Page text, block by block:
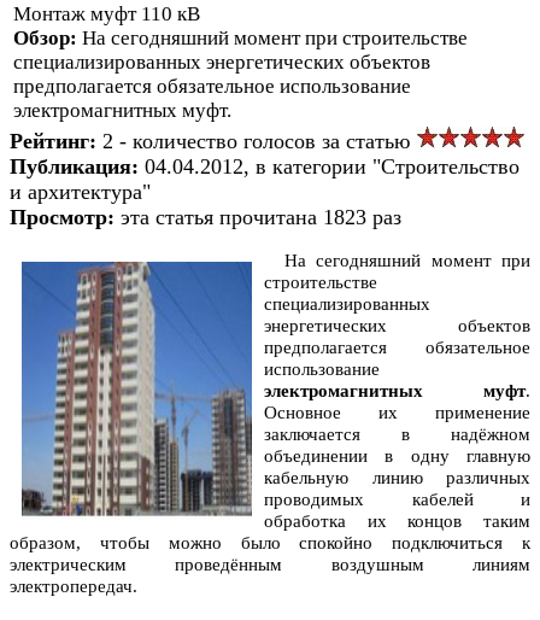
Монтаж муфт 110 кВ
Обзор: На сегодняшний момент при строительстве
специализированных энергетических объектов
предполагается обязательное использование
электромагнитных муфт.
Рейтинг: 2 - количество голосов за статью
Публикация: 04.04.2012, в категории "Строительство
и архитектура"
Просмотр: эта статья прочитана 1823 раз
На сегодняшний момент при
строительстве
специализированных
энергетических объектов
предполагается обязательное
использование
электромагнитных муфт.
Основное их применение
заключается в надёжном
объединении в одну главную
кабельную линию различных
проводимых кабелей и
обработка их концов таким
образом, чтобы можно было спокойно подключиться к
электрическим проведённым воздушным линиям
электропередач.